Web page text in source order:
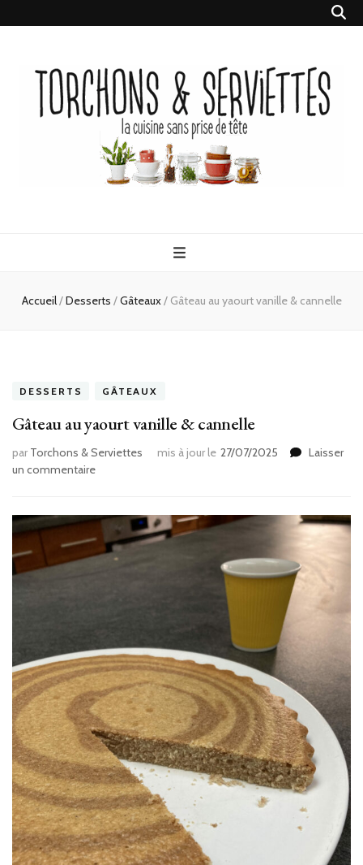
Serviettes
Accueil/Desserts /Gâteaux/ Gâteau au yaourt vanille & cannelle
DESSERTS GÂTEAUX
Gâteau au yaourt vanille & cannelle
par Torchons & Serviettes mis à jour le 27/07/2025
Laisser
un commentairesur
yaourt
vanille
&